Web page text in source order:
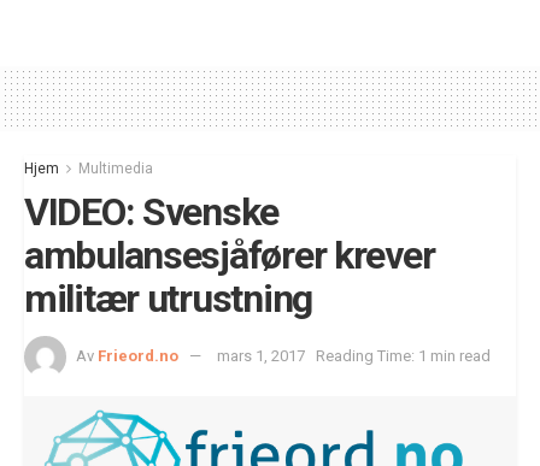
Hjem Multimedia
VIDEO: Svenske
ambulansesjåfører krever
militær utrustning
Av Frieord.no mars 1, 2017 Reading Time: 1 min read